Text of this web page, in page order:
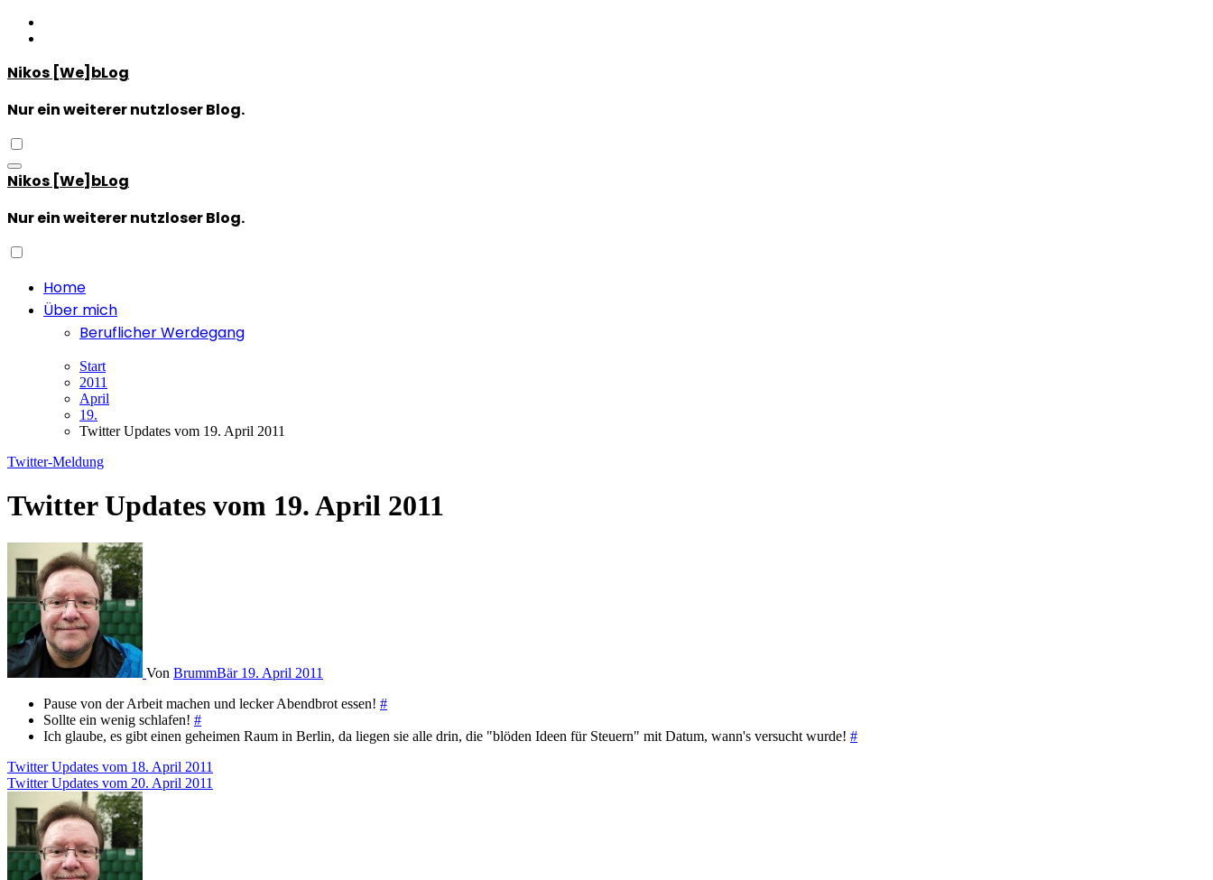
Zum
Inhalt
Nikos [We]bLog
Nur ein weiterer nutzloser Blog.
Nikos [We]bLog
Nur ein weiterer nutzloser Blog.
Home
Über mich
Beruflicher Werdegang
Start
2011
April
19.
Twitter Updates vom 19. April 2011
Twitter-Meldung
Twitter Updates vom 19. April 2011
Von BrummBär 19. April 2011
Pause von der Arbeit machen und lecker Abendbrot essen! #
Sollte ein wenig schlafen! #
Ich glaube, es gibt einen geheimen Raum in Berlin, da liegen sie alle drin, die "blöden Ideen für Steuern" mit Datum, wann's versucht wurde! #
Beitragsnavigation
Twitter Updates vom 18. April 2011
Twitter Updates vom 20. April 2011